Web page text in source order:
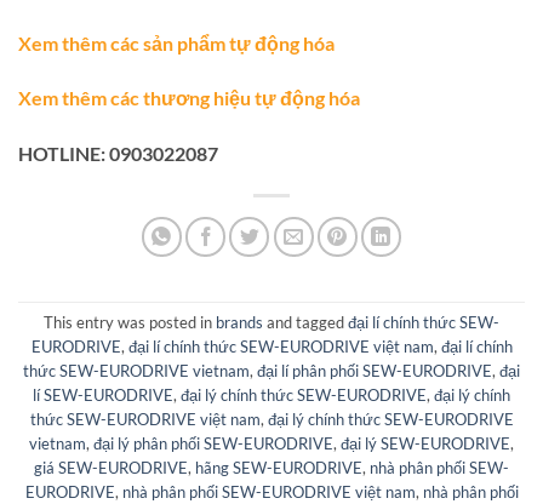
Xem thêm các sản phẩm tự động hóa
Xem thêm các thương hiệu tự động hóa
HOTLINE: 0903022087
This entry was posted in brands and taggedđại lí chính thức SEW-
EURODRIVE,đại lí chính thức SEW-EURODRIVE việt nam,đại lí chính
thức SEW-EURODRIVE vietnam,đại lí phân phối SEW-EURODRIVE,đại
lí SEW-EURODRIVE,đại lý chính thức SEW-EURODRIVE,đại lý chính
thức SEW-EURODRIVE việt nam,đại lý chính thức SEW-EURODRIVE
vietnam,đại lý phân phối SEW-EURODRIVE,đại lý SEW-EURODRIVE,
giá SEW-EURODRIVE, hãng SEW-EURODRIVE, nhà phân phối SEW-
EURODRIVE, nhà phân phối SEW-EURODRIVE việt nam, nhà phân phối